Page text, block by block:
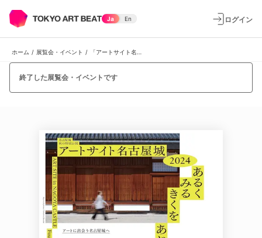
Ja En ログイン
ホーム / 展覧会・イベント /
終了した展覧会・イベントです